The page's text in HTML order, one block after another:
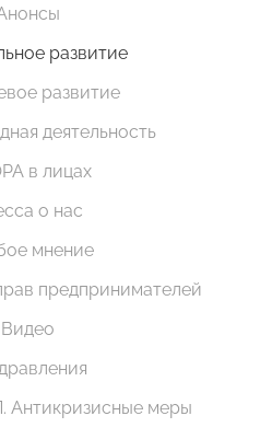
развитие
развитие
деятельность
в лицах
о нас
мнение
предпринимателей
Видео
Антикризисные меры